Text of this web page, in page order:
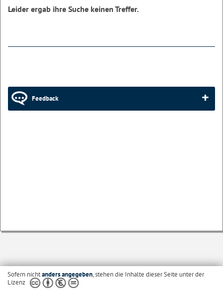
Leider ergab ihre Suche keinen Treffer.
Feedback
Sofern nichtanders angegeben, stehen die Inhalte dieser Seite unter der
Lizenz